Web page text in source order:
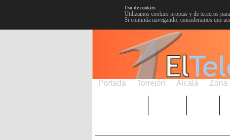
Uso de cookies
Utilizamos cookies propias y de terceros
Si continúa navegando, consideramos que
Portada Torrejón Alcalá Zona